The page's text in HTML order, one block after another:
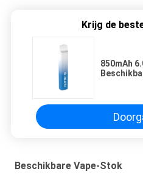
Krijg de
850mAh
Beschikbare Vape-Stok